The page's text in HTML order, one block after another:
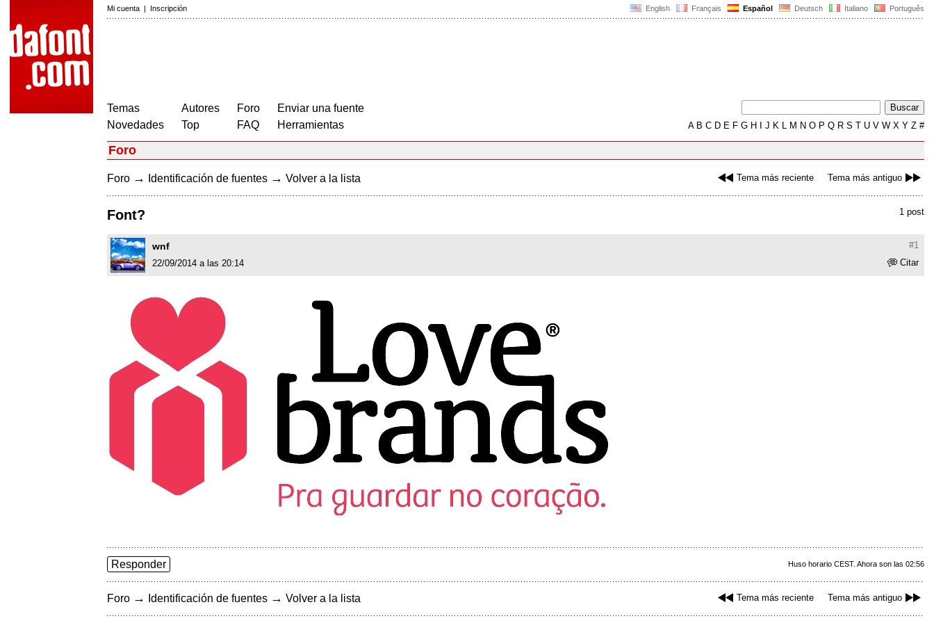
English Français Español Deutsch Italiano Português
Mi cuenta | Inscripción
Temas
Novedades
Autores
Top
Foro
FAQ
Enviar una fuente
Herramientas
AB C D E F G H J K L M N O P Q R S T U V W X Y Z #
Foro
Tema más reciente Tema más antiguo
Foro → Identificación de fuentes → Volver a la lista
1 post
Font?
#1
wnf
Citar
22/09/2014 a las 20:14
Huso horario CEST. Ahora son las 02:56
Responder
Tema más reciente Tema más antiguo
Foro → Identificación de fuentes → Volver a la lista